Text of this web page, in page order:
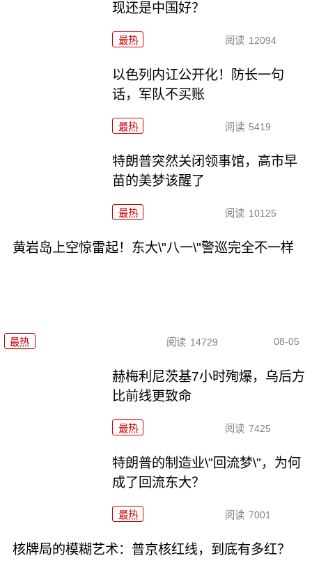
现还是中国好？
最热 阅读 12094
以色列内讧公开化！防长一句
话，军队不买账
最热 阅读 5419
特朗普突然关闭领事馆，高市早
苗的美梦该醒了
最热 阅读 10125
黄岩岛上空惊雷起！东大\"八一\"警巡完全不一样
最热 阅读 14729 08-05
赫梅利尼茨基7小时殉爆，乌后方
比前线更致命
最热 阅读 7425
特朗普的制造业\"回流梦\"，为何
成了回流东大？
最热 阅读 7001
核牌局的模糊艺术：普京核红线，到底有多红？